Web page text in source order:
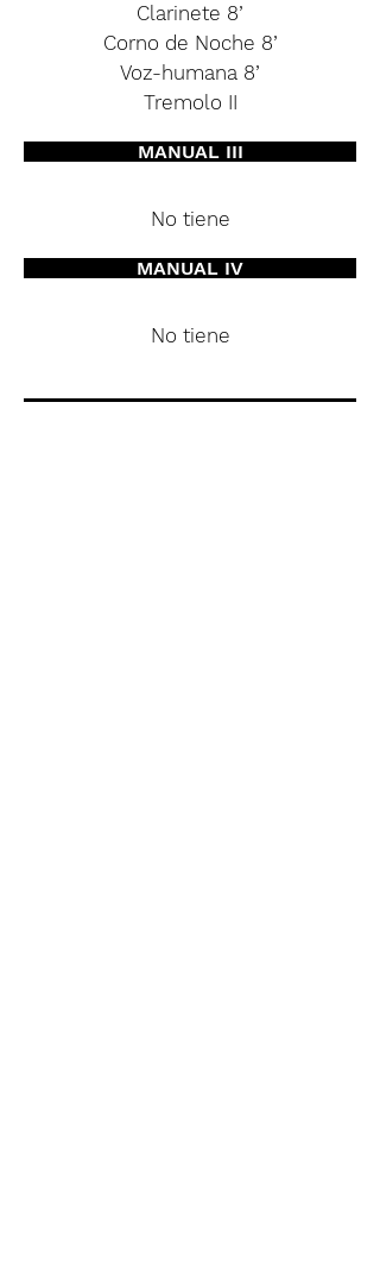
Clarinete 8’
Corno de Noche 8’
Voz-humana 8’
Tremolo II
MANUAL III
No tiene
MANUAL IV
No tiene
PEDAL